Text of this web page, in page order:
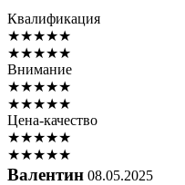
Квалификация
★★★★★
★★★★★
Внимание
★★★★★
★★★★★
Цена-качество
★★★★★
★★★★★
Валентин 08.05.2025